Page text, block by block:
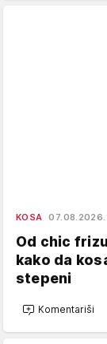
KOSA 07.08.2026.
Od chic
kako da
stepeni
Komentariši